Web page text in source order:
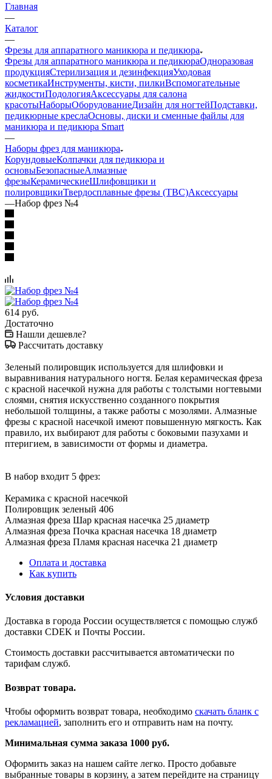
Главная
—
Каталог
—
Фрезы для аппаратного маникюра и педикюра
Фрезы для аппаратного маникюра и педикюраОдноразовая
продукцияСтерилизация и дезинфекцияУходовая
косметикаИнструменты, кисти, пилкиВспомогательные
жидкостиПодологияАксессуары для салона
красотыНаборыОборудованиеДизайн для ногтейПодставки,
педикюрные креслаОсновы, диски и сменные файлы для
маникюра и педикюра Smart
—
Наборы фрез для маникюра
КорундовыеКолпачки для педикюра и
основыБезопасныеАлмазные
фрезыКерамическиеШлифовщики и
полировщикиТвердосплавные фрезы (ТВС)Аксессуары
—Набор фрез №4
614 руб.
Достаточно
Нашли дешевле?
Рассчитать доставку
Зеленый полировщик используется для шлифовки и
выравнивания натурального ногтя. Белая керамическая фреза
с красной насечкой нужна для работы с толстыми ногтевыми
слоями, снятия искусственно созданного покрытия
небольшой толщины, а также работы с мозолями. Алмазные
фрезы с красной насечкой имеют повышенную мягкость. Как
правило, их выбирают для работы с боковыми пазухами и
птеригием, в зависимости от формы и диаметра.
В набор входит 5 фрез:
Керамика с красной насечкой
Полировщик зеленый 406
Алмазная фреза Шар красная насечка 25 диаметр
Алмазная фреза Почка красная насечка 18 диаметр
Алмазная фреза Пламя красная насечка 21 диаметр
Оплата и доставка
Как купить
Условия доставки
Доставка в города России осуществляется с помощью служб
доставки CDEK и Почты России.
Стоимость доставки рассчитывается автоматически по
тарифам служб.
Возврат товара.
Чтобы оформить возврат товара, необходимо скачать бланк с
рекламацией, заполнить его и отправить нам на почту.
Минимальная сумма заказа 1000 руб.
Оформить заказ на нашем сайте легко. Просто добавьте
выбранные товары в корзину, а затем перейдите на страницу